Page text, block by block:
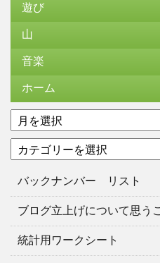
遊び
山
音楽
ホーム
ア
ー
イ
テ
リ
バックナンバー リスト
ブログ立上げについて思う
統計用ワークシート